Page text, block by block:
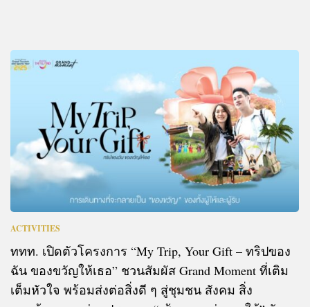
ACTIVITIES
ททท. เปิดตัวโครงการ “My Trip, Your Gift – ทริปของ
ฉัน ของขวัญให้เธอ” ชวนสัมผัส Grand Moment ที่เติม
เต็มหัวใจ พร้อมส่งต่อสิ่งดี ๆ สู่ชุมชน สังคม สิ่ง